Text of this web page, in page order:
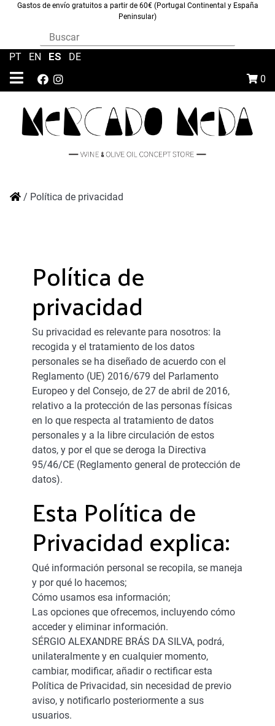
Gastos de envío gratuitos a partir de 60€ (Portugal Continental y España
Peninsular)
0
PT EN ES DE
/ Política de privacidad
Política de
privacidad
Su privacidad es relevante para nosotros: la
recogida y el tratamiento de los datos
personales se ha diseñado de acuerdo con el
Reglamento (UE) 2016/679 del Parlamento
Europeo y del Consejo, de 27 de abril de 2016,
relativo a la protección de las personas físicas
en lo que respecta al tratamiento de datos
personales y a la libre circulación de estos
datos, y por el que se deroga la Directiva
95/46/CE (Reglamento general de protección de
datos).
Esta Política de
Privacidad explica:
Qué información personal se recopila, se maneja
y por qué lo hacemos;
Cómo usamos esa información;
Las opciones que ofrecemos, incluyendo cómo
acceder y eliminar información.
SÉRGIO ALEXANDRE BRÁS DA SILVA, podrá,
unilateralmente y en cualquier momento,
cambiar, modificar, añadir o rectificar esta
Política de Privacidad, sin necesidad de previo
aviso, y notificarlo posteriormente a sus
usuarios.